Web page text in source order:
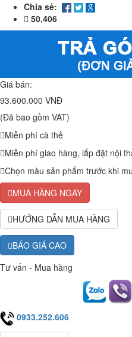
Chia sẻ:
50,406
Giá bán:
93.600.000 VNĐ
(Đã bao gồm VAT)
Miễn phí cà thẻ
Miễn phí giao hàng, lắp đặt nội
Chọn màu sản phẩm trước khi
MUA HÀNG NGAY
HƯỚNG DẪN MUA HÀNG
BÁO GIÁ CAO
Tư vấn - Mua hàng
0933.252.606